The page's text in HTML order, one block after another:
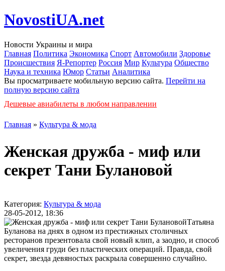
NovostiUA.net
Новости Украины и мира
Главная Политика Экономика Спорт Автомобили Здоровье
Происшествия Я-Репортер Россия Мир Культура Общество
Наука и техника Юмор Статьи Аналитика
Вы просматриваете мобильную версию сайта. Перейти на
полную версию сайта
Дешевые авиабилеты в любом направлении
Главная » Культура & мода
Женская дружба - миф или
секрет Тани Булановой
Категория: Культура & мода
28-05-2012, 18:36
Татьяна
Буланова на днях в одном из престижных столичных
ресторанов презентовала свой новый клип, а заодно, и способ
увеличения груди без пластических операций. Правда, свой
секрет, звезда девяностых раскрыла совершенно случайно.